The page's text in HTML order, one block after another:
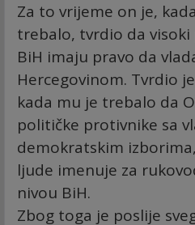
Za to vrijeme on je,
trebalo, tvrdio da visoki
BiH imaju pravo da
Hercegovinom. Tvrdio
kada mu je trebalo da
političke protivnike sa
demokratskim
ljude imenuje za
nivou BiH.
Zbog toga je poslije